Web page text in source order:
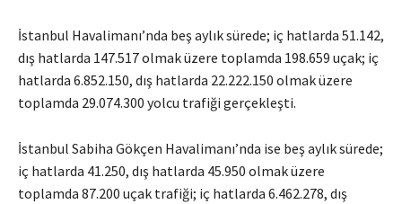
İstanbul Havalimanı’nda beş aylık sürede; iç hatlarda 51.142,
dış hatlarda 147.517 olmak üzere toplamda 198.659 uçak; iç
hatlarda 6.852.150, dış hatlarda 22.222.150 olmak üzere
toplamda 29.074.300 yolcu trafiği gerçekleşti.
İstanbul Sabiha Gökçen Havalimanı’nda ise beş aylık sürede;
iç hatlarda 41.250, dış hatlarda 45.950 olmak üzere
toplamda 87.200 uçak trafiği; iç hatlarda 6.462.278, dış